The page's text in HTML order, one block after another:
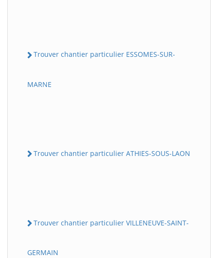
Trouver chantier particulier ESSOMES-SUR-
MARNE
Trouver chantier particulier ATHIES-SOUS-LAON
Trouver chantier particulier VILLENEUVE-SAINT-
GERMAIN